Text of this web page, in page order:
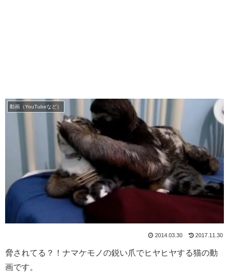
動画（YouTubeなど）
2014.03.30 2017.11.30
脅されてる？！ナマケモノの鋭い爪でヒヤヒヤする猫の動
画です。